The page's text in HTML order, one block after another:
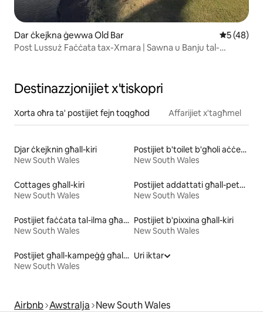
Dar ċkejkna ġewwa Old Bar Rating
5 (48)
Post Lussuż Faċċata tax-Xmara | Sawna u Banju tal-
Destinazzjonijiet x'tiskopri
Xorta oħra ta' postijiet fejn toqgħod Affarijiet x'tagħmel
Djar ċkejknin għall-kiri
New South Wales
Postijiet b'toilet b'għoli aċċessibbli għall-kiri
New South Wales
Cottages għall-kiri
New South Wales
Postijiet addattati għall-pets għall-kiri
New South Wales
Postijiet faċċata tal-ilma għall-kiri
New South Wales
Postijiet b'pixxina għall-kiri
New South Wales
Postijiet għall-kampeġġ għall-kiri
New South Wales
Uri iktar
Airbnb Awstralja New South Wales